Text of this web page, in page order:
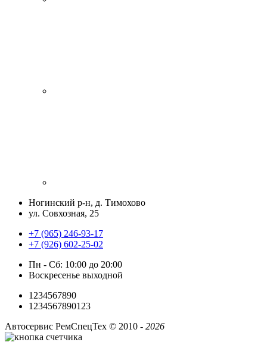
Ногинский р-н, д. Тимохово
ул. Совхозная, 25
+7 (965) 246-93-17
+7 (926) 602-25-02
Пн - Сб: 10:00 до 20:00
Воскресенье выходной
1234567890
1234567890123
Автосервис РемСпецТех © 2010 - 2026